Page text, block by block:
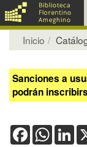
Inicio
Sanciones a
podrán
Facebook